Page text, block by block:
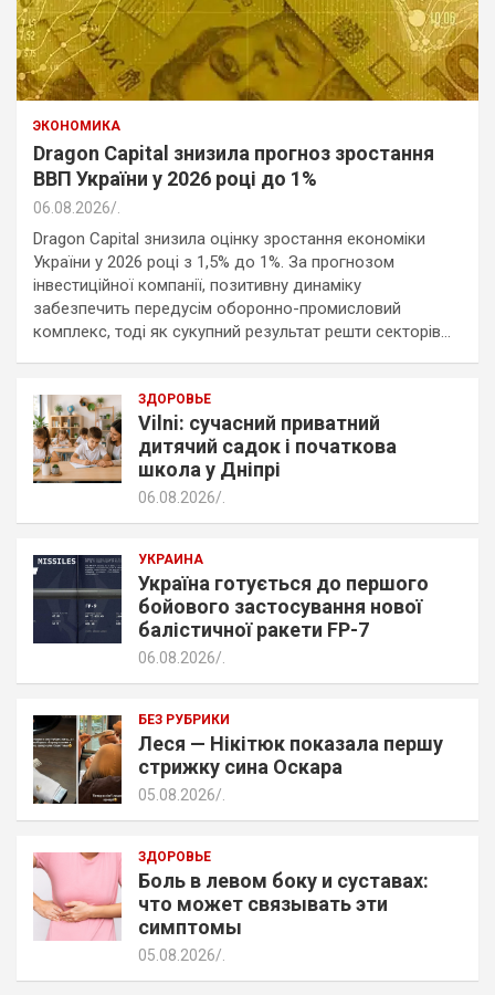
ЭКОНОМИКА
Dragon Capital знизила прогноз зростання
ВВП України у 2026 році до 1%
06.08.2026
Dragon Capital знизила оцінку зростання економіки
України у 2026 році з 1,5% до 1%. За прогнозом
інвестиційної компанії, позитивну динаміку
забезпечить передусім оборонно-промисловий
комплекс, тоді як сукупний результат решти секторів…
ЗДОРОВЬЕ
Vilni: сучасний приватний
дитячий садок і початкова
школа у Дніпрі
06.08.2026
УКРАИНА
Україна готується до першого
бойового застосування нової
балістичної ракети FP-7
06.08.2026
БЕЗ РУБРИКИ
Леся — Нікітюк показала першу
стрижку сина Оскара
05.08.2026
ЗДОРОВЬЕ
Боль в левом боку и суставах:
что может связывать эти
симптомы
05.08.2026